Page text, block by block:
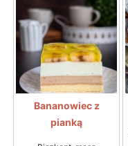
Bananowiec z
pianką